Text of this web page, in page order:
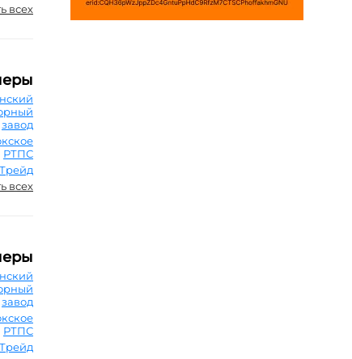
всех
завод
РТПС
всех
завод
РТПС